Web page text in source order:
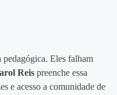
pedagógica. Eles falham
Reis preenche essa
e acesso a comunidade de